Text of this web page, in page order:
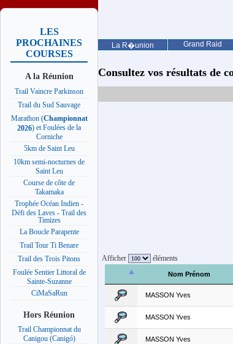
La R�union Grand Raid
LES
PROCHAINES
COURSES
A la Réunion
Trail Vaincre Parkinson
Trail du Sud Sauvage
Marathon (Championnat
2026) et Foulées de la
Corniche
5km de Saint Leu
10km semi-nocturnes de
Saint Leu
Course de côte de
Takamaka
Trophée Océan Indien -
Défi des Laves - Trail des
Timizes
La Boucle Parapente
Trail Tour Ti Benare
Trail des Trois Pitons
Foulée Sentier Littoral de
Sainte-Suzanne
CiMaSaRun
Hors Réunion
Trail Championnat du
Canigou (Canigó)
Consultez vos résultats de
Afficher éléments
Nom Prénom
MASSON Yves
MASSON Yves
MASSON Yves